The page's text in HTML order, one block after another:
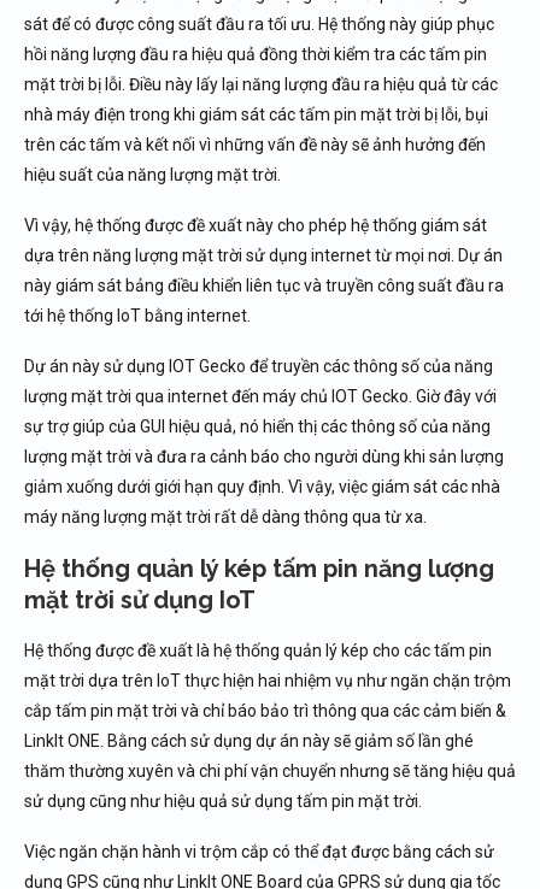
sát để có được công suất đầu ra tối ưu. Hệ thống này giúp phục
hồi năng lượng đầu ra hiệu quả đồng thời kiểm tra các tấm pin
mặt trời bị lỗi. Điều này lấy lại năng lượng đầu ra hiệu quả từ các
nhà máy điện trong khi giám sát các tấm pin mặt trời bị lỗi, bụi
trên các tấm và kết nối vì những vấn đề này sẽ ảnh hưởng đến
hiệu suất của năng lượng mặt trời.
Vì vậy, hệ thống được đề xuất này cho phép hệ thống giám sát
dựa trên năng lượng mặt trời sử dụng internet từ mọi nơi. Dự án
này giám sát bảng điều khiển liên tục và truyền công suất đầu ra
tới hệ thống IoT bằng internet.
Dự án này sử dụng IOT Gecko để truyền các thông số của năng
lượng mặt trời qua internet đến máy chủ IOT Gecko. Giờ đây với
sự trợ giúp của GUI hiệu quả, nó hiển thị các thông số của năng
lượng mặt trời và đưa ra cảnh báo cho người dùng khi sản lượng
giảm xuống dưới giới hạn quy định. Vì vậy, việc giám sát các nhà
máy năng lượng mặt trời rất dễ dàng thông qua từ xa.
Hệ thống quản lý kép tấm pin năng lượng
mặt trời sử dụng IoT
Hệ thống được đề xuất là hệ thống quản lý kép cho các tấm pin
mặt trời dựa trên IoT thực hiện hai nhiệm vụ như ngăn chặn trộm
cắp tấm pin mặt trời và chỉ báo bảo trì thông qua các cảm biến &
LinkIt ONE. Bằng cách sử dụng dự án này sẽ giảm số lần ghé
thăm thường xuyên và chi phí vận chuyển nhưng sẽ tăng hiệu quả
sử dụng cũng như hiệu quả sử dụng tấm pin mặt trời.
Việc ngăn chặn hành vi trộm cắp có thể đạt được bằng cách sử
dụng GPS cũng như LinkIt ONE Board của GPRS sử dụng gia tốc